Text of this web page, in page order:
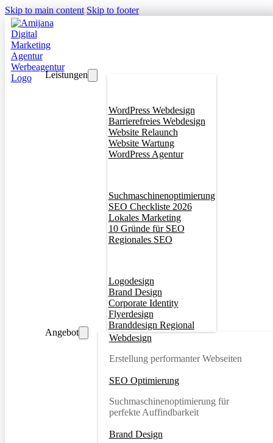
Skip to main content Skip to footer
Leistungen
WordPress Webdesign
Barrierefreies Webdesign
Website Relaunch
Website Wartung
WordPress Agentur
Suchmaschinenoptimierung
SEO Checkliste 2026
Lokales Marketing
10 Gründe für SEO
Regionales SEO
Logodesign
Brand Design
Corporate Identity
Flyerdesign
Branddesign Regional
Angebot
Webdesign
Erstellung performanter Webseiten
SEO Optimierung
Suchmaschinenoptimierung für
perfekte Auffindbarkeit
Brand Design